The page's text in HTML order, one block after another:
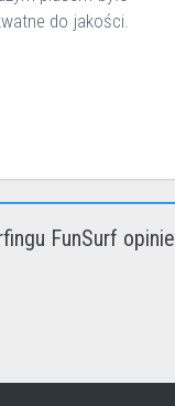
do jakości.
FunSurf opinie